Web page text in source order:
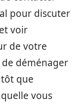
pour discuter
voir
de votre
déménager
que
vous